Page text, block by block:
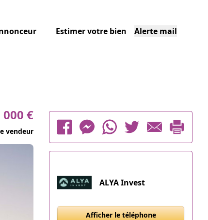
Estimer votre bien Alerte mail
000 €
vendeur
ALYA Invest
Afficher le téléphone